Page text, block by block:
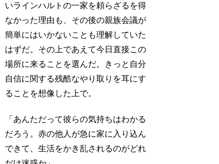
いラインハルトの一家を頼らざるを得
なかった理由も、その後の親族会議が
簡単にはいかないことも理解していた
はずだ。その上であえて今日直接この
場所に来ることを選んだ。きっと自分
自信に関する残酷なやり取りを耳にす
ることを想像した上で。
「あんただって彼らの気持ちはわかる
だろう。赤の他人が急に家に入り込ん
できて、生活をかき乱されるのがどれ